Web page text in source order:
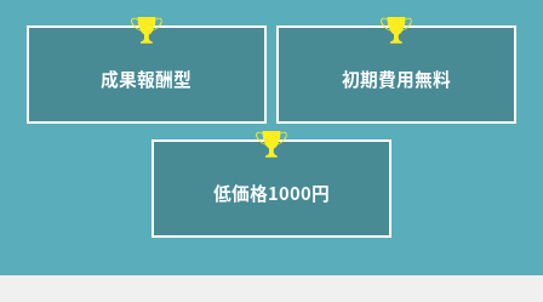
成果報酬型 初期費用無料
低価格1000円